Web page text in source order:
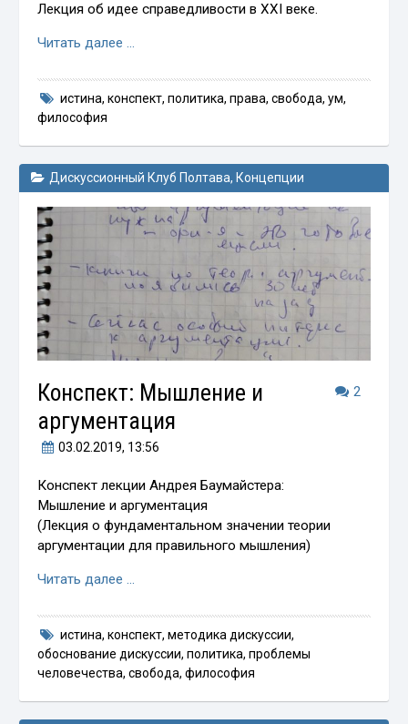
Лекция об идее справедливости в XXI веке.
Читать далее …
истина, конспект, политика, права, свобода, ум,
философия
Дискуссионный Клуб Полтава, Концепции
2
Конспект: Мышление и
аргументация
03.02.2019, 13:56
Конспект лекции Андрея Баумайстера:
Мышление и аргументация
(Лекция о фундаментальном значении теории
аргументации для правильного мышления)
Читать далее …
истина, конспект, методика дискуссии,
обоснование дискуссии,политика,проблемы
человечества,свобода,философия